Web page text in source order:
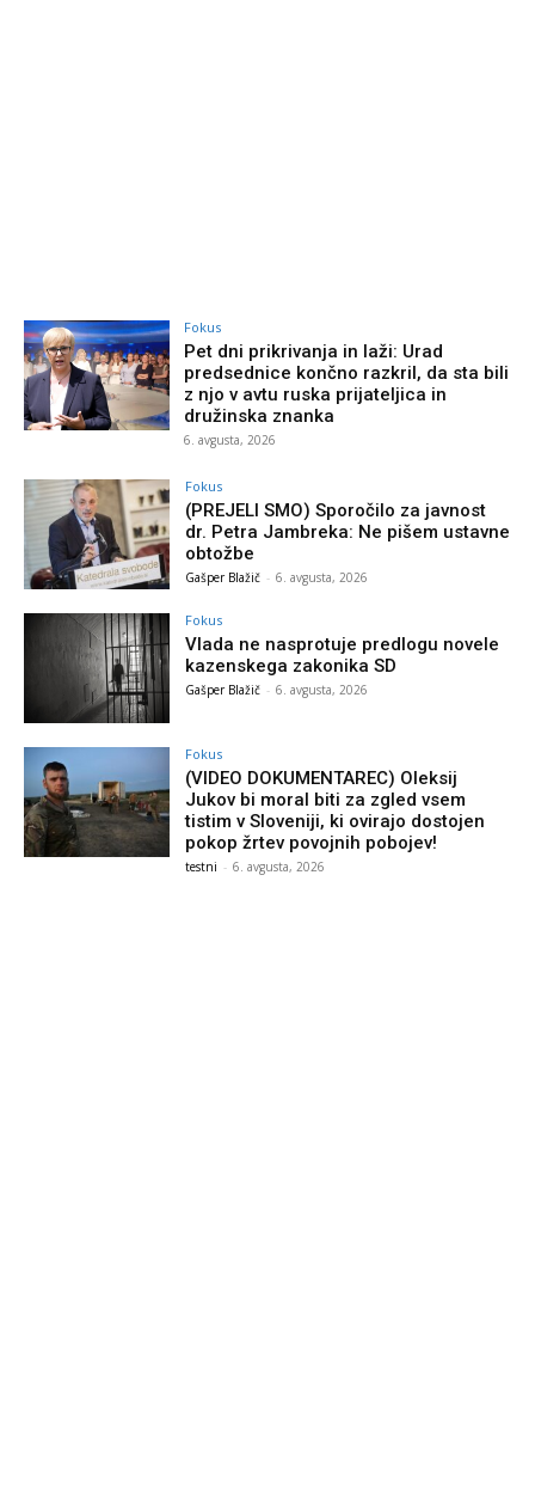
Fokus
Pet dni prikrivanja in laži: Urad
predsednice končno razkril, da sta bili
z njo v avtu ruska prijateljica in
družinska znanka
6. avgusta, 2026
Fokus
(PREJELI SMO) Sporočilo za javnost
dr. Petra Jambreka: Ne pišem ustavne
obtožbe
Gašper Blažič - 6. avgusta, 2026
Fokus
Vlada ne nasprotuje predlogu novele
kazenskega zakonika SD
Gašper Blažič - 6. avgusta, 2026
Fokus
(VIDEO DOKUMENTAREC) Oleksij
Jukov bi moral biti za zgled vsem
tistim v Sloveniji, ki ovirajo dostojen
pokop žrtev povojnih pobojev!
testni - 6. avgusta, 2026